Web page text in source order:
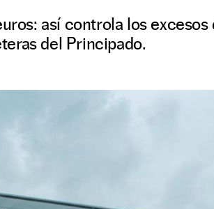
así controla los
del Principado.